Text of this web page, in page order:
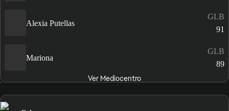
Alexia Putellas
GLB
91
Mariona
GLB
89
Ver Mediocentro